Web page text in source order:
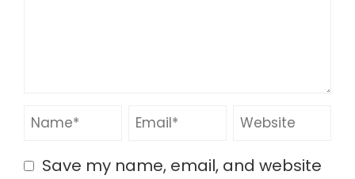
Save my name, email, and website